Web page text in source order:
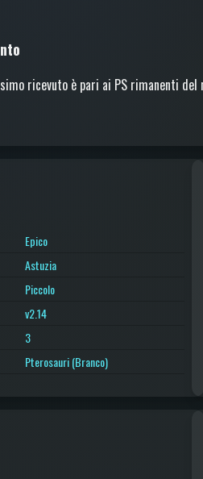
ricevuto è pari ai PS rimanenti
Epico
Astuzia
Piccolo
v2.14
3
Pterosauri (Branco)